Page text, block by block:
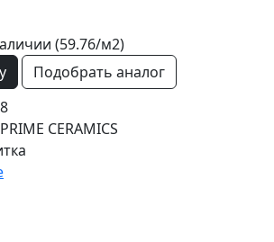
(59.76/м2)
Подобрать аналог
CERAMICS